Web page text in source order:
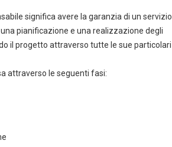
significa avere la garanzia di un servizio
pianificazione e una realizzazione degli
il progetto attraverso tutte le sue particolari
attraverso le seguenti fasi: